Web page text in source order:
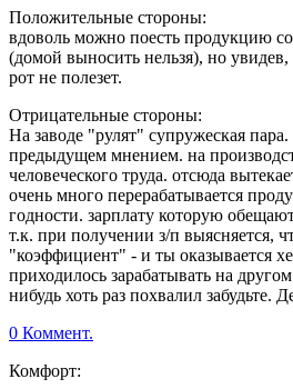
Положительные стороны:
вдоволь можно поесть продукцию
(домой выносить нельзя), но увидев,
рот не полезет.
Отрицательные стороны:
На заводе "рулят" супружеская
предыдущем мнением. на
человеческого труда. отсюда
очень много перерабатывается
годности. зарплату которую
т.к. при получении з/п выясняется,
"коэффициент" - и ты оказывается
приходилось зарабатывать на
нибудь хоть раз похвалил забудьте.
0 Коммент.
Комфорт: